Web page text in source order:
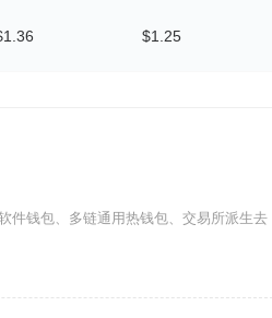
$1.25
件钱包、多链通用热钱包、交易所派生去